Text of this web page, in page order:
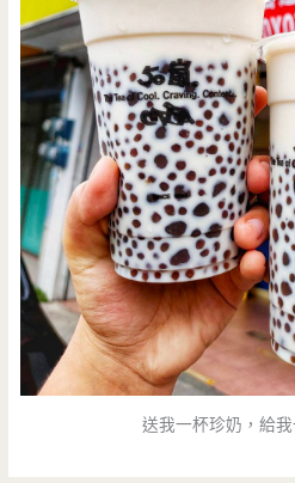
送我一杯珍奶，給我